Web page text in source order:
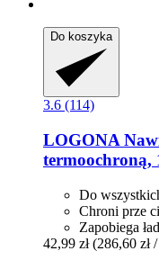
Do koszyka
3.6 (114)
LOGONA
termoochroną,
Do
Chroni prze
Zapobiega
42,99 zł (286,60 zł